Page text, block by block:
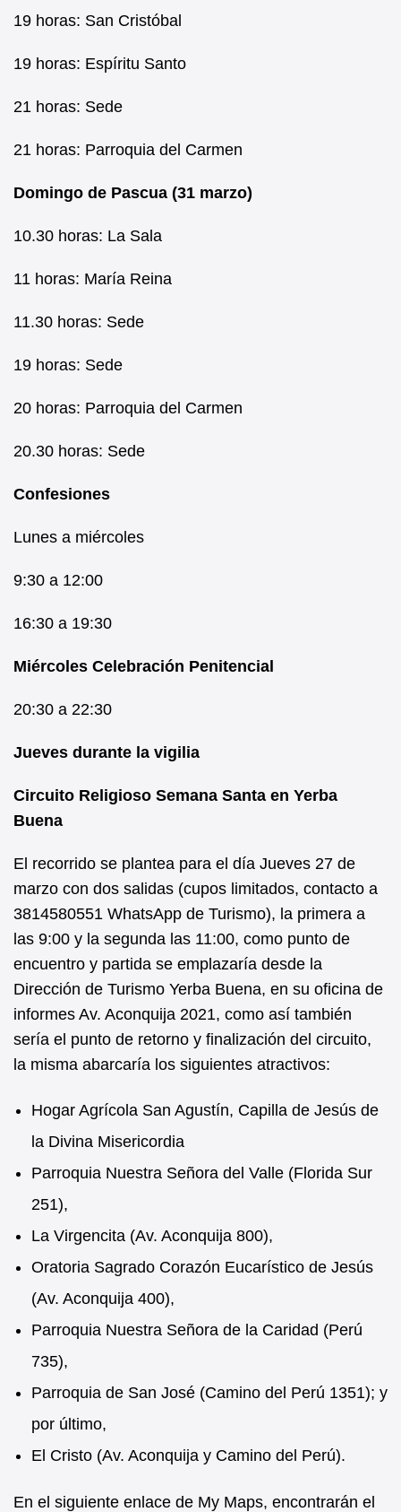
19 horas: San Cristóbal
19 horas: Espíritu Santo
21 horas: Sede
21 horas: Parroquia del Carmen
Domingo de Pascua (31 marzo)
10.30 horas: La Sala
11 horas: María Reina
11.30 horas: Sede
19 horas: Sede
20 horas: Parroquia del Carmen
20.30 horas: Sede
Confesiones
Lunes a miércoles
9:30 a 12:00
16:30 a 19:30
Miércoles Celebración Penitencial
20:30 a 22:30
Jueves durante la vigilia
Circuito Religioso Semana Santa en Yerba
Buena
El recorrido se plantea para el día Jueves 27 de
marzo con dos salidas (cupos limitados, contacto a
3814580551 WhatsApp de Turismo), la primera a
las 9:00 y la segunda las 11:00, como punto de
encuentro y partida se emplazaría desde la
Dirección de Turismo Yerba Buena, en su oficina de
informes Av. Aconquija 2021, como así también
sería el punto de retorno y finalización del circuito,
la misma abarcaría los siguientes atractivos:
Hogar Agrícola San Agustín, Capilla de Jesús de
la Divina Misericordia
Parroquia Nuestra Señora del Valle (Florida Sur
251),
La Virgencita (Av. Aconquija 800),
Oratoria Sagrado Corazón Eucarístico de Jesús
(Av. Aconquija 400),
Parroquia Nuestra Señora de la Caridad (Perú
735),
Parroquia de San José (Camino del Perú 1351); y
por último,
El Cristo (Av. Aconquija y Camino del Perú).
En el siguiente enlace de My Maps, encontrarán el